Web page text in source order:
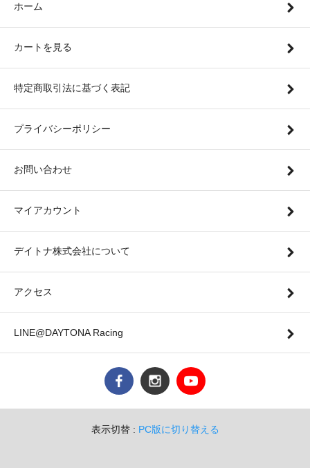
ホーム
カートを見る
特定商取引法に基づく表記
プライバシーポリシー
お問い合わせ
マイアカウント
デイトナ株式会社について
アクセス
LINE@DAYTONA Racing
表示切替 : PC版に切り替える